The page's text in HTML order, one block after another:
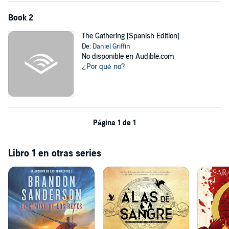
caos del Salvaje Oeste.
Please note: This audiobook is in Spanish.
©2024 Daniel Griffin Smith (P)2024 Daniel Griffin Smith
Book 2
The Gathering [Spanish Edition]
De: Daniel Griffin
No disponible en Audible.com
¿Por qué no?
Página 1 de 1
Libro 1 en otras series